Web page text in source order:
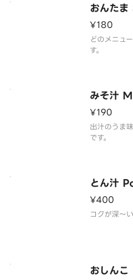
おんた
¥180
どのメニュ
す。
みそ汁
¥190
出汁のうま
です。
とん汁
¥400
コクが深～
おしん